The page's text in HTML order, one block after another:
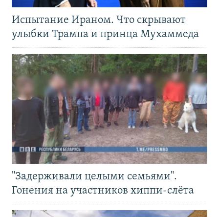
Испытание Ираном. Что скрывают
улыбки Трампа и принца Мухаммеда
"Задерживали целыми семьями".
Гонения на участников хиппи-слёта